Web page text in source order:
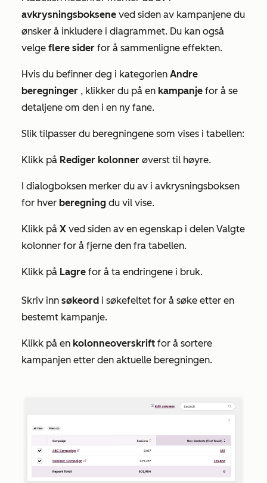
avkrysningsboksene ved siden av kampanjene du
ønsker å inkludere i diagrammet. Du kan også
velge flere sider for å sammenligne effekten.
Hvis du befinner deg i kategorien Andre
beregninger , klikker du på en kampanje for å se
detaljene om den i en ny fane.
Slik tilpasser du beregningene som vises i tabellen:
Klikk på Rediger kolonner øverst til høyre.
I dialogboksen merker du av i avkrysningsboksen
for hver beregning du vil vise.
Klikk på X ved siden av en egenskap i delen Valgte
kolonner for å fjerne den fra tabellen.
Klikk på Lagre for å ta endringene i bruk.
Skriv inn søkeord i søkefeltet for å søke etter en
bestemt kampanje.
Klikk på en kolonneoverskrift for å sortere
kampanjen etter den aktuelle beregningen.